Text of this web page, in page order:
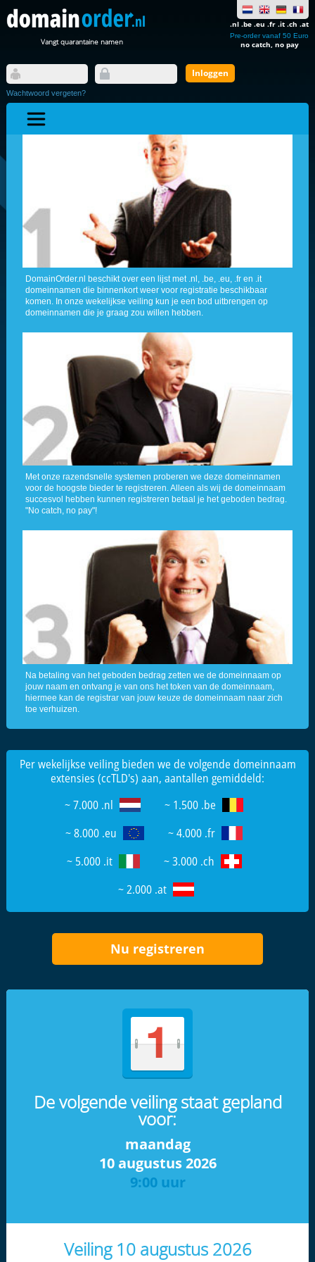
Vangt quarantaine namen
.nl .be .eu .fr .it .ch .at
Pre-order vanaf 50 Euro
no catch, no pay
Wachtwoord vergeten?
DomainOrder.nl beschikt over een lijst met .nl, .be, .eu, .fr en .it
domeinnamen die binnenkort weer voor registratie beschikbaar
komen. In onze wekelijkse veiling kun je een bod uitbrengen op
domeinnamen die je graag zou willen hebben.
Met onze razendsnelle systemen proberen we deze domeinnamen
voor de hoogste bieder te registreren. Alleen als wij de domeinnaam
succesvol hebben kunnen registreren betaal je het geboden bedrag.
"No catch, no pay"!
Na betaling van het geboden bedrag zetten we de domeinnaam op
jouw naam en ontvang je van ons het token van de domeinnaam,
hiermee kan de registrar van jouw keuze de domeinnaam naar zich
toe verhuizen.
Per wekelijkse veiling bieden we de volgende domeinnaam
extensies (ccTLD's) aan, aantallen gemiddeld:
~ 7.000 .nl
~ 1.500 .be
~ 8.000 .eu
~ 4.000 .fr
~ 5.000 .it
~ 3.000 .ch
~ 2.000 .at
Nu registreren
De volgende veiling staat gepland
voor:
maandag
10 augustus 2026
9:00 uur
Veiling 10 augustus 2026